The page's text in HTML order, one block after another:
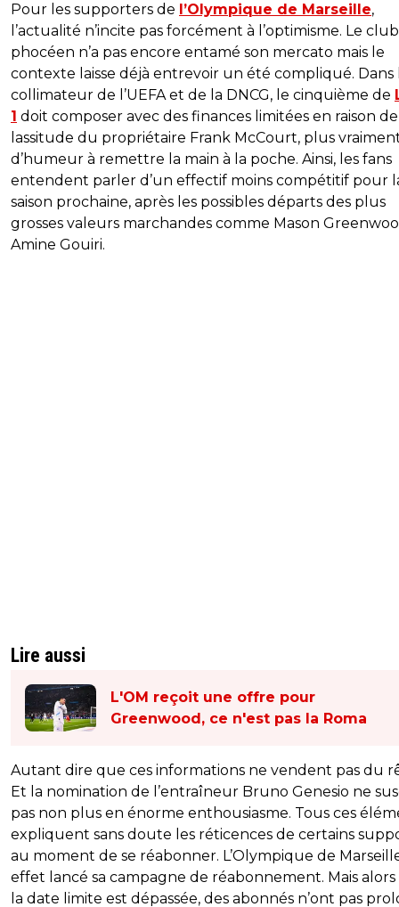
Pour les supporters de l’Olympique de Marseille,
l’actualité n’incite pas forcément à l’optimisme. Le club
phocéen n’a pas encore entamé son mercato mais le
contexte laisse déjà entrevoir un été compliqué. Dans
collimateur de l’UEFA et de la DNCG, le cinquième de
1 doit composer avec des finances limitées en raison
lassitude du propriétaire Frank McCourt, plus
d’humeur à remettre la main à la poche. Ainsi, les fans
entendent parler d’un effectif moins compétitif pour
saison prochaine, après les possibles départs des plus
grosses valeurs marchandes comme Mason
Amine Gouiri.
Lire aussi
L'OM reçoit une offre pour
Greenwood, ce n'est pas la Roma
Autant dire que ces informations ne vendent pas du
Et la nomination de l’entraîneur Bruno Genesio ne
pas non plus en énorme enthousiasme. Tous ces
expliquent sans doute les réticences de certains
au moment de se réabonner. L’Olympique de
effet lancé sa campagne de réabonnement. Mais
la date limite est dépassée, des abonnés n’ont pas